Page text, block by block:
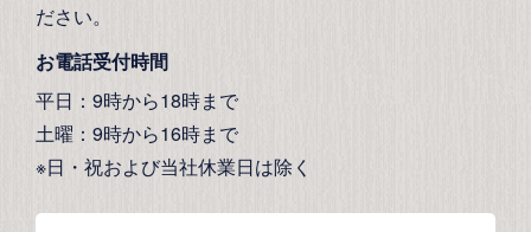
ださい。
お電話受付時間
平日：9時から18時まで
土曜：9時から16時まで
※日・祝および当社休業日は除く